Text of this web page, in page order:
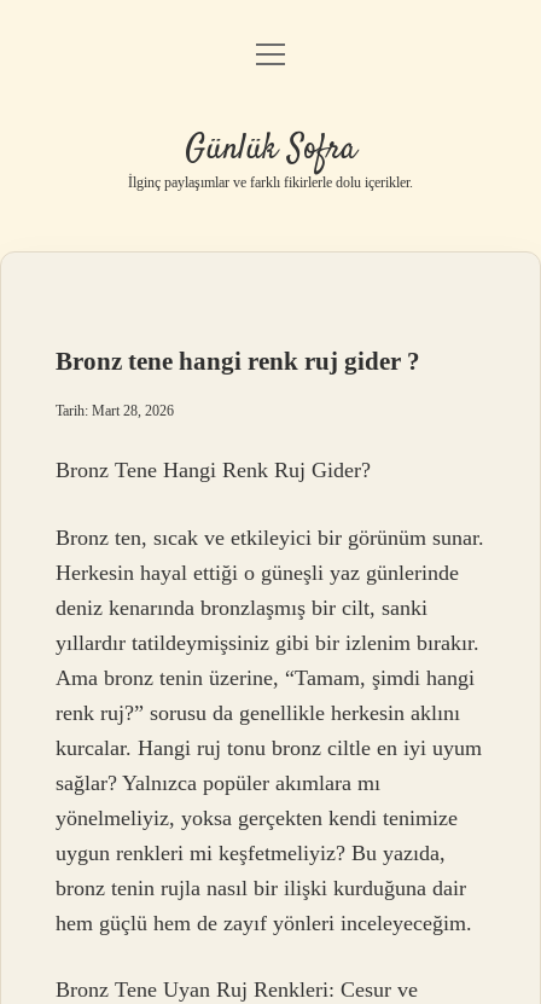
Anasayfa
Yasal Uyarı
menüyü
Günlük Sofra
İlginç paylaşımlar ve farklı fikirlerle dolu içerikler.
Bronz tene hangi renk ruj gider ?
Tarih: Mart 28, 2026
Bronz Tene Hangi Renk Ruj Gider?
Bronz ten, sıcak ve etkileyici bir görünüm sunar.
Herkesin hayal ettiği o güneşli yaz günlerinde
deniz kenarında bronzlaşmış bir cilt, sanki
yıllardır tatildeymişsiniz gibi bir izlenim bırakır.
Ama bronz tenin üzerine, “Tamam, şimdi hangi
renk ruj?” sorusu da genellikle herkesin aklını
kurcalar. Hangi ruj tonu bronz ciltle en iyi uyum
sağlar? Yalnızca popüler akımlara mı
yönelmeliyiz, yoksa gerçekten kendi tenimize
uygun renkleri mi keşfetmeliyiz? Bu yazıda,
bronz tenin rujla nasıl bir ilişki kurduğuna dair
hem güçlü hem de zayıf yönleri inceleyeceğim.
Bronz Tene Uyan Ruj Renkleri: Cesur ve